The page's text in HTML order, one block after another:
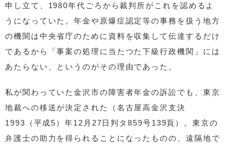
申し立て、1980年代ごろから裁判所がこれを認めるよ
うになっていた。年金や原爆症認定等の事務を扱う地方
の機関は中央省庁のために資料を収集して伝達するだけ
であるから「事案の処理に当たつた下級行政機関」には
あたらない、というのがその理由であった。
私が関わっていた金沢市の障害者年金の訴訟でも、東京
地裁への移送が決定された（名古屋高金沢支決
1993（平成5）年12月27日判タ859号139頁）。東京の
弁護士の助力を得られることになったものの、遠隔地で